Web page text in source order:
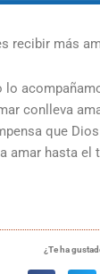
conlleva
que
amar hasta
¿Te ha